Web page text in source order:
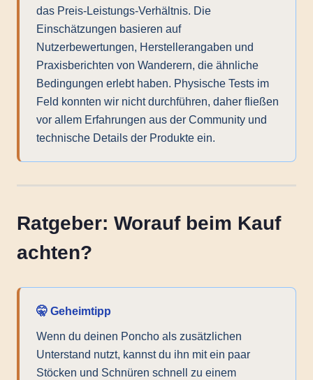
das Preis-Leistungs-Verhältnis. Die
Einschätzungen basieren auf
Nutzerbewertungen, Herstellerangaben und
Praxisberichten von Wanderern, die ähnliche
Bedingungen erlebt haben. Physische Tests im
Feld konnten wir nicht durchführen, daher fließen
vor allem Erfahrungen aus der Community und
technische Details der Produkte ein.
Ratgeber: Worauf beim Kauf
achten?
🤫 Geheimtipp
Wenn du deinen Poncho als zusätzlichen
Unterstand nutzt, kannst du ihn mit ein paar
Stöcken und Schnüren schnell zu einem